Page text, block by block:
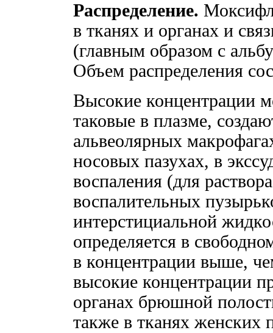
Распределение.
в тканях и органах и
(главным образом с
Объем распределения
Высокие концентрации
таковые в плазме,
альвеолярных
носовых пазухах, в
воспаления (для
воспалительных
интерстициальной
определяется в
в концентрации выше,
высокие концентрации
органах брюшной
также в тканях женских